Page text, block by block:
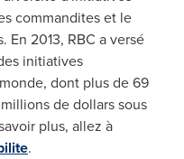
commandites et le
2013, RBC a versé
initiatives
dont plus de 69
de dollars sous
plus, allez à
.